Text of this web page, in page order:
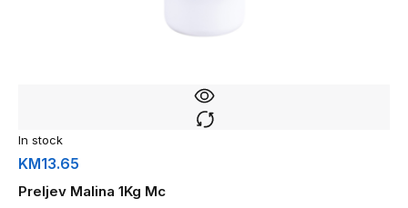
In stock
KM13.65
Preljev Malina 1Kg Mc